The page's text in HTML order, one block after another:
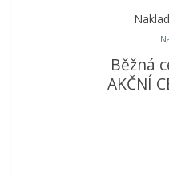
Běžná
AKČNÍ